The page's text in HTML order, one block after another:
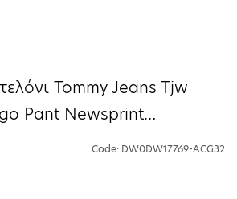
Tommy Jeans Tjw
Pant Newsprint
Code: DW0DW17769-ACG32